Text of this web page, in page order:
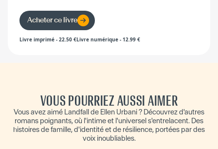
Acheter ce livre
Livre imprimé - 22.50 €Livre numérique - 12.99 €
VOUS POURRIEZ AUSSI AIMER
Vous avez aimé Landfall de Ellen Urbani ? Découvrez d'autres
romans poignants, où l'intime et l'universel s'entrelacent. Des
histoires de famille, d'identité et de résilience, portées par des
voix inoubliables.